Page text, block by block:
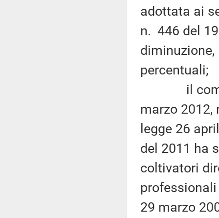
adottata ai
n. 446 del
percentuali;
il
marzo
legge 26
del 2011 ha
coltivatori
29 marzo